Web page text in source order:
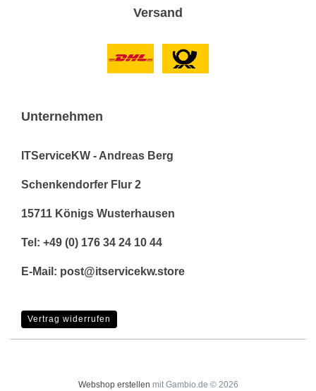
Versand
Unternehmen
ITServiceKW - Andreas Berg
Schenkendorfer Flur 2
15711 Königs Wusterhausen
Tel: +49 (0) 176 34 24 10 44
E-Mail: post@itservicekw.store
Vertrag widerrufen
Webshop erstellen mit Gambio.de © 2026